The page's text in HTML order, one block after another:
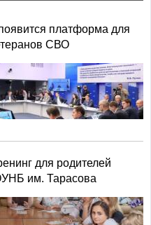
платформа для
СВО
для родителей
им. Тарасова